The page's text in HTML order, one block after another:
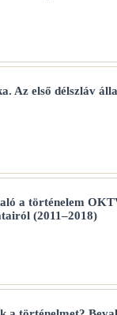
Az első délszláv
a történelem
(2011–2018)